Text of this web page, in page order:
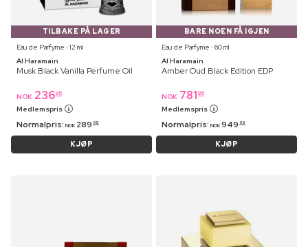
TILBAKE PÅ LAGER
Eau de Parfyme ⋅ 12 ml
Al Haramain
Musk Black Vanilla Perfume Oil
NOK 23695
Medlemspris
Normalpris: NOK 289 95
KJØP
BARE NOEN FÅ IGJEN
Eau de Parfyme ⋅ 60 ml
Al Haramain
Amber Oud Black Edition EDP
NOK 781 95
Medlemspris
Normalpris: NOK 949 95
KJØP